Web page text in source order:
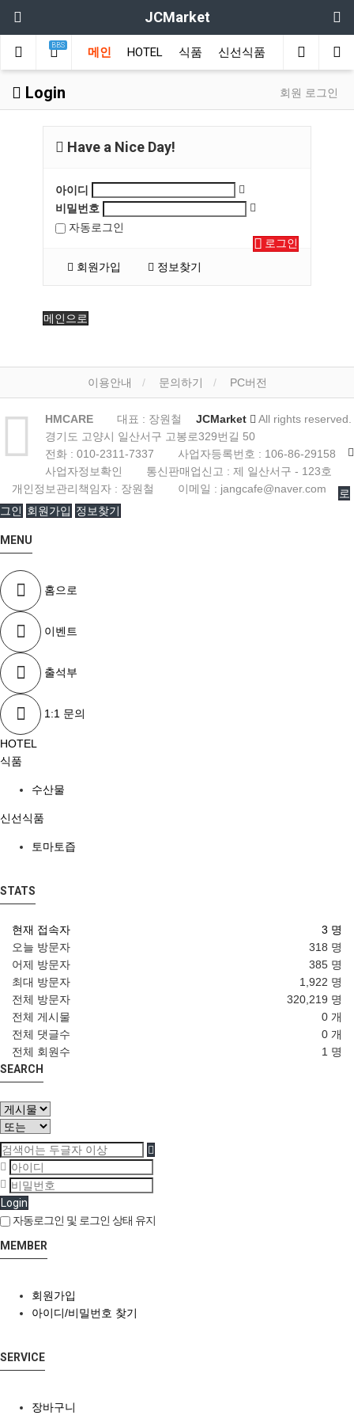
JCMarket
BBS
메인 HOTEL 식품 신선식품
Login 회원 로그인
Have a Nice Day!
아이디
비밀번호
자동로그인
로그인
회원가입
정보찾기
메인으로
이용안내 문의하기 PC버전
HMCARE
대표 : 장원철
경기도 고양시 일산서구 고봉로329번길 50
전화 : 010-2311-7337 사업자등록번호 : 106-86-29158
사업자정보확인
통신판매업신고 : 제 일산서구 - 123호
개인정보관리책임자 : 장원철
이메일 : jangcafe@naver.com
JCMarket All rights reserved.
로
그인 회원가입 정보찾기
MENU
홈으로
이벤트
출석부
1:1 문의
HOTEL
식품
수산물
신선식품
토마토즙
STATS
3 명
현재 접속자
318 명
오늘 방문자
385 명
어제 방문자
1,922 명
최대 방문자
320,219 명
전체 방문자
0 개
전체 게시물
0 개
전체 댓글수
1 명
전체 회원수
SEARCH
Login
자동로그인 및 로그인 상태 유지
MEMBER
회원가입
아이디/비밀번호 찾기
SERVICE
장바구니